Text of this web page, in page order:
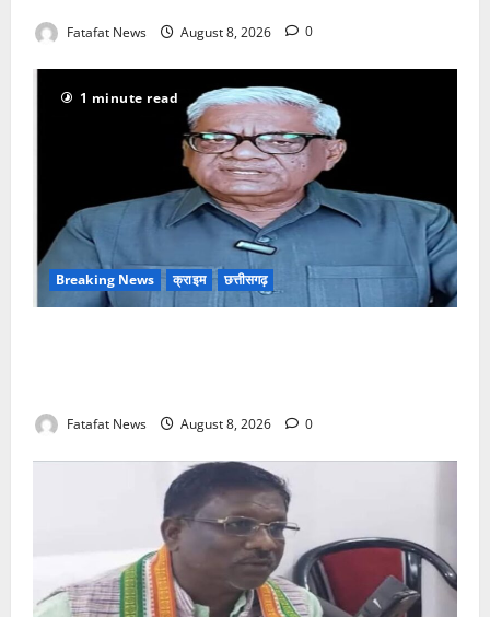
Fatafat News August 8, 2026 0
1 minute read
Breaking News क्राइम छत्तीसगढ़
Fatafat News August 8, 2026 0